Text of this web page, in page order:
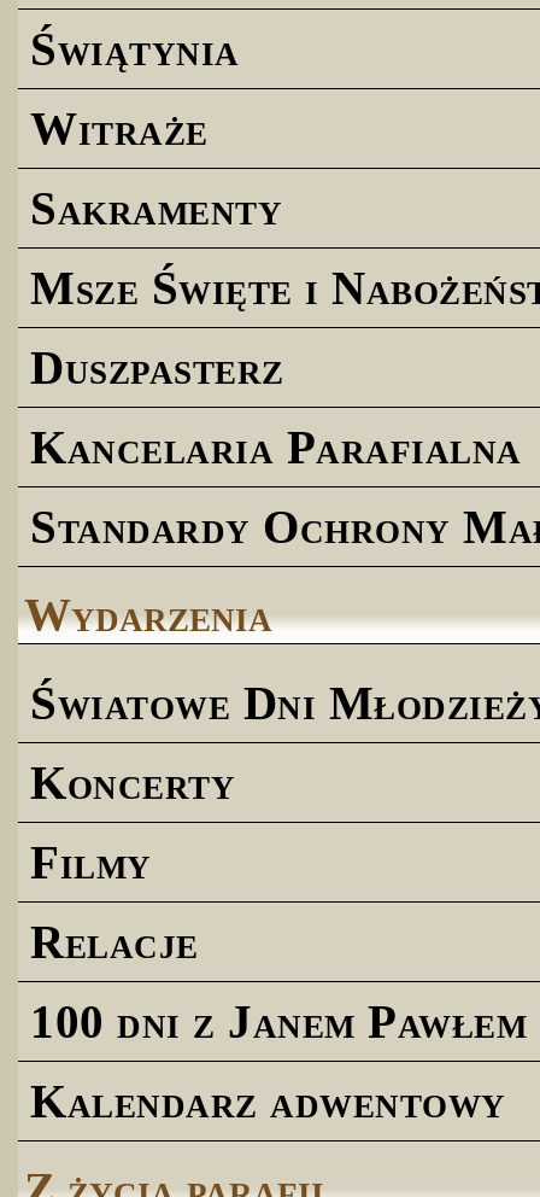
Świątynia
Witraże
Sakramenty
Msze Święte i
Duszpasterz
Kancelaria Parafialna
Standardy Ochrony
Wydarzenia
Światowe Dni
Koncerty
Filmy
Relacje
100 dni z Janem
Kalendarz adwentowy